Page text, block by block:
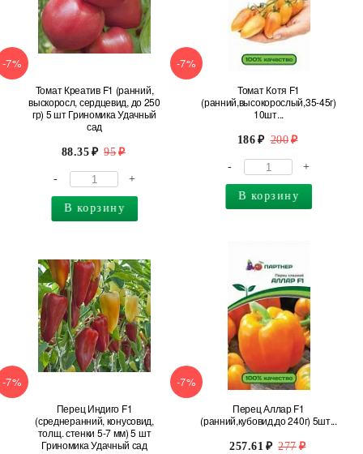
-7%
Томат Креатив F1 (ранний,
выскоросл, сердцевид, до 250
гр) 5 шт Гриномика Удачный
сад
88.35 95
- +
В корзину
-7%
Томат Котя F1
(ранний,высокорослый,35-45г)
10шт...
186 200
- +
В корзину
-7%
Перец Индиго F1
(среднеранний, конусовид,
толщ. стенки 5-7 мм) 5 шт
Гриномика Удачный сад
-7%
Перец Аллар F1
(ранний,кубовид,до 240г) 5шт...
257.61 277